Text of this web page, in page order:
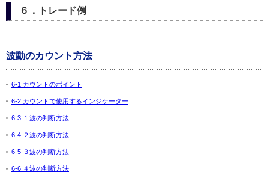
６．トレード例
波動のカウント方法
6-1 カウントのポイント
6-2 カウントで使用するインジケーター
6-3 １波の判断方法
6-4 ２波の判断方法
6-5 ３波の判断方法
6-6 ４波の判断方法